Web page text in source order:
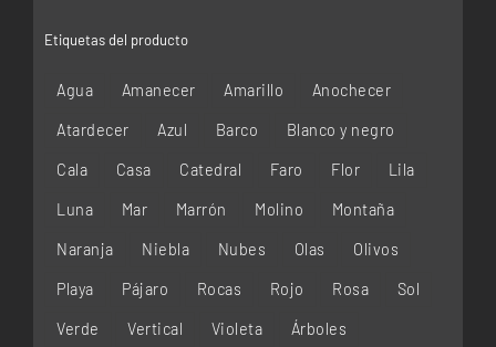
Etiquetas del producto
Agua Amanecer Amarillo Anochecer
Atardecer Azul Barco Blanco y negro
Cala Casa Catedral Faro Flor Lila
Luna Mar Marrón Molino Montaña
Naranja Niebla Nubes Olas Olivos
Playa Pájaro Rocas Rojo Rosa Sol
Verde Vertical Violeta Árboles